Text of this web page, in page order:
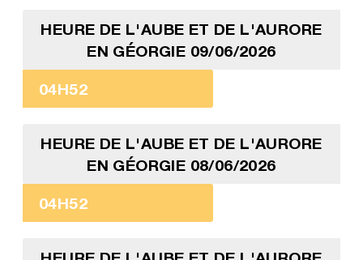
HEURE DE L'AUBE ET DE L'AURORE
EN GÉORGIE 09/06/2026
04H52
HEURE DE L'AUBE ET DE L'AURORE
EN GÉORGIE 08/06/2026
04H52